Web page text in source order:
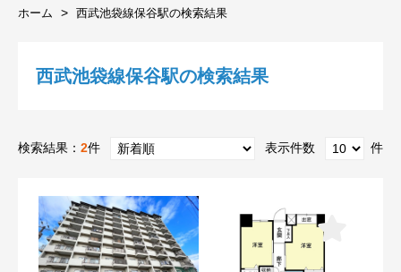
ホーム 西武池袋線保谷駅の検索結果
西武池袋線保谷駅の検索結果
検索結果： 2件 表示件数 件